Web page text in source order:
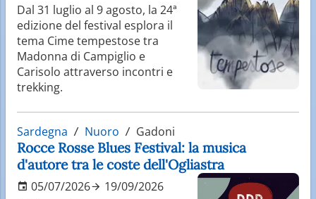
Dal 31 luglio al 9 agosto, la 24ª
edizione del festival esplora il
tema Cime tempestose tra
Madonna di Campiglio e
Carisolo attraverso incontri e
trekking.
Sardegna Nuoro Gadoni
Rocce Rosse Blues Festival: la musica
d'autore tra le coste dell'Ogliastra
05/07/2026
19/09/2026